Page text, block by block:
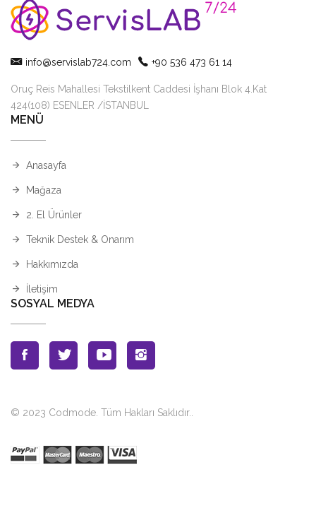
info@servislab724.com +90 536 473 61 14
Oruç Reis Mahallesi Tekstilkent Caddesi İşhanı Blok 4.Kat
424(108) ESENLER /İSTANBUL
MENÜ
Anasayfa
Mağaza
2. El Ürünler
Teknik Destek & Onarım
Hakkımızda
İletişim
SOSYAL MEDYA
© 2023 Codmode. Tüm Hakları Saklıdır..